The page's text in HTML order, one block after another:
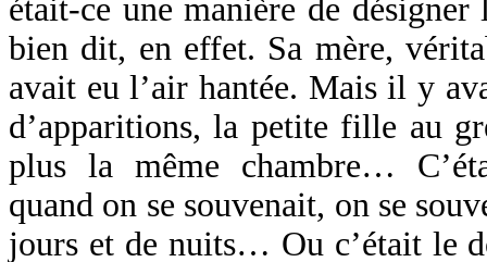
était-ce une manière de
bien dit, en effet. Sa mère,
avait eu l’air hantée. Mais il y
d’apparitions, la petite fille au
plus la même chambre…
quand on se souvenait, on se
jours et de nuits… Ou c’était le